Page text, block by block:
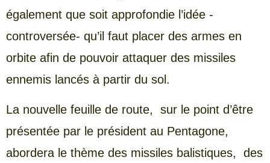
également que soit approfondie l’idée -
controversée- qu’il faut placer des armes en
orbite afin de pouvoir attaquer des missiles
ennemis lancés à partir du sol.
La nouvelle feuille de route, sur le point d’être
présentée par le président au Pentagone,
abordera le thème des missiles balistiques, des